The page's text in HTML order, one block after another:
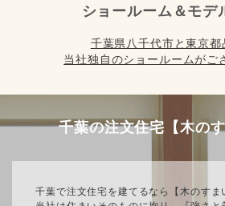
ショールーム＆モデ
千葉県八千代市と東京都
当社独自のショールームがご
千葉の注文住宅【木の
千葉で注文住宅を建てるなら【木のすま